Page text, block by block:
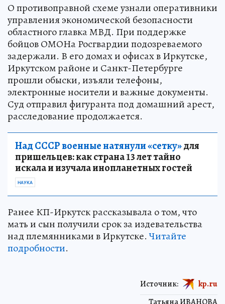
О противоправной схеме узнали оперативники
управления экономической безопасности
областного главка МВД. При поддержке
бойцов ОМОНа Росгвардии подозреваемого
задержали. В его домах и офисах в Иркутске,
Иркутском районе и Санкт-Петербурге
прошли обыски, изъяли телефоны,
электронные носители и важные документы.
Суд отправил фигуранта под домашний арест,
расследование продолжается.
Над СССР военные натянули «сетку»для
пришельцев: как страна 13 лет тайно
искала и изучала инопланетных гостей
НАУКА
Ранее КП-Иркутск рассказывала о том, что
мать и сын получили срок за издевательства
над племянниками в Иркутске.Читайте
подробности.
Источник: kp.ru